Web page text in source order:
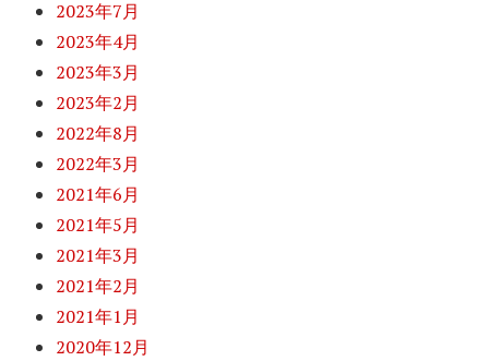
2023年7月
2023年4月
2023年3月
2023年2月
2022年8月
2022年3月
2021年6月
2021年5月
2021年3月
2021年2月
2021年1月
2020年12月